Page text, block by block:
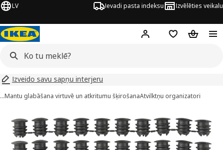
LV Ievadi pasta indeksu Izvēlēties veikalu
Hej! Pierakstīties
PirkumuPirkumu
Izveido savu sapņu interjeru
…Mantu glabāšana virtuvē un atkritumu šķirošanaAtvilktņu organizatori
attēli